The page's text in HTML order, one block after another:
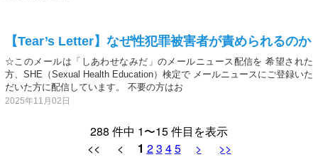
【Tear’s Letter】なぜ性犯罪被害者が責められるのか
☆このメールは「しあわせなみだ」のメールニュース配信を 希望された
方、SHE（Sexual Health Education）検定で メールニュースにご登録いた
だいた方に配信しています。 不要の方はお
2025年11月02日
288 件中 1〜15 件目を表示
<< < 1 23 45 > >>